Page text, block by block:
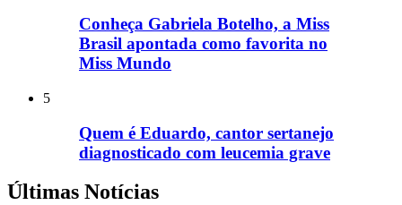
Conheça Gabriela Botelho, a Miss
Brasil apontada como favorita no
Miss Mundo
5
Quem é Eduardo, cantor sertanejo
diagnosticado com leucemia grave
Últimas Notícias